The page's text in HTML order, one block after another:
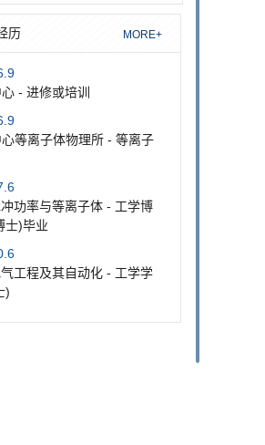
历 MORE+
- 进修或培训
等离子体物理所 - 等离子
功率与等离子体 - 工学博
士)毕业
工程及其自动化 - 工学学
)